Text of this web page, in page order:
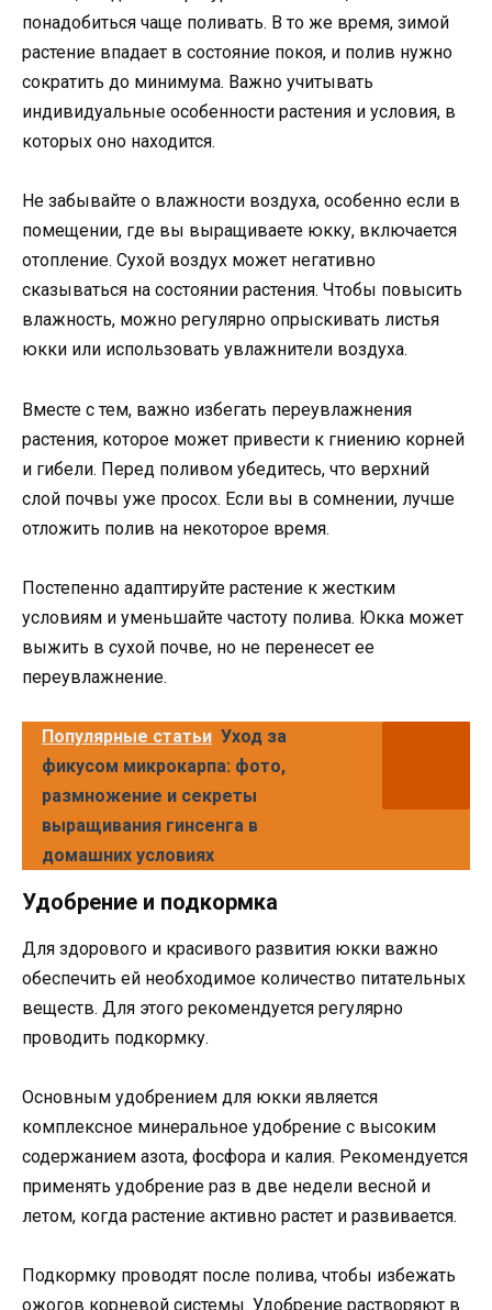
понадобиться чаще поливать. В то же время, зимой
растение впадает в состояние покоя, и полив нужно
сократить до минимума. Важно учитывать
индивидуальные особенности растения и условия, в
которых оно находится.
Не забывайте о влажности воздуха, особенно если в
помещении, где вы выращиваете юкку, включается
отопление. Сухой воздух может негативно
сказываться на состоянии растения. Чтобы повысить
влажность, можно регулярно опрыскивать листья
юкки или использовать увлажнители воздуха.
Вместе с тем, важно избегать переувлажнения
растения, которое может привести к гниению корней
и гибели. Перед поливом убедитесь, что верхний
слой почвы уже просох. Если вы в сомнении, лучше
отложить полив на некоторое время.
Постепенно адаптируйте растение к жестким
условиям и уменьшайте частоту полива. Юкка может
выжить в сухой почве, но не перенесет ее
переувлажнение.
Популярные статьи Уход за
фикусом микрокарпа: фото,
размножение и секреты
выращивания гинсенга в
домашних условиях
Удобрение и подкормка
Для здорового и красивого развития юкки важно
обеспечить ей необходимое количество питательных
веществ. Для этого рекомендуется регулярно
проводить подкормку.
Основным удобрением для юкки является
комплексное минеральное удобрение с высоким
содержанием азота, фосфора и калия. Рекомендуется
применять удобрение раз в две недели весной и
летом, когда растение активно растет и развивается.
Подкормку проводят после полива, чтобы избежать
ожогов корневой системы. Удобрение растворяют в